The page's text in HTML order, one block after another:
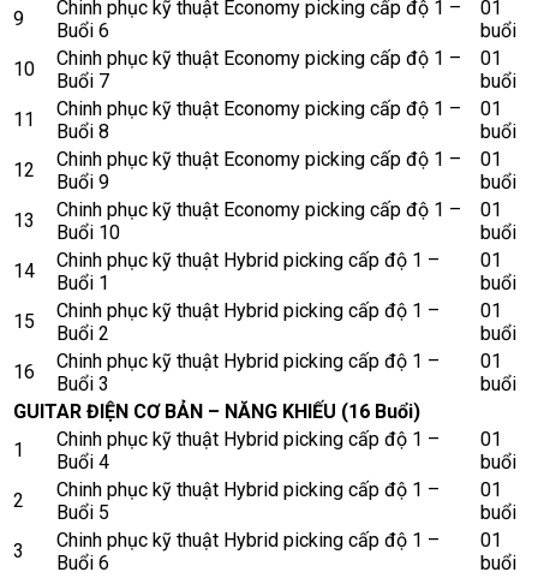
9
Chinh phục kỹ thuật Economy picking cấp độ 1 –
Buổi 6
01
buổi
10
Chinh phục kỹ thuật Economy picking cấp độ 1 –
Buổi 7
01
buổi
11
Chinh phục kỹ thuật Economy picking cấp độ 1 –
Buổi 8
01
buổi
12
Chinh phục kỹ thuật Economy picking cấp độ 1 –
Buổi 9
01
buổi
13
Chinh phục kỹ thuật Economy picking cấp độ 1 –
Buổi 10
01
buổi
14
Chinh phục kỹ thuật Hybrid picking cấp độ 1 –
Buổi 1
01
buổi
15
Chinh phục kỹ thuật Hybrid picking cấp độ 1 –
Buổi 2
01
buổi
16
Chinh phục kỹ thuật Hybrid picking cấp độ 1 –
Buổi 3
01
buổi
GUITAR ĐIỆN CƠ BẢN – NĂNG KHIẾU (16 Buổi)
1
Chinh phục kỹ thuật Hybrid picking cấp độ 1 –
Buổi 4
01
buổi
2
Chinh phục kỹ thuật Hybrid picking cấp độ 1 –
Buổi 5
01
buổi
3
Chinh phục kỹ thuật Hybrid picking cấp độ 1 –
Buổi 6
01
buổi